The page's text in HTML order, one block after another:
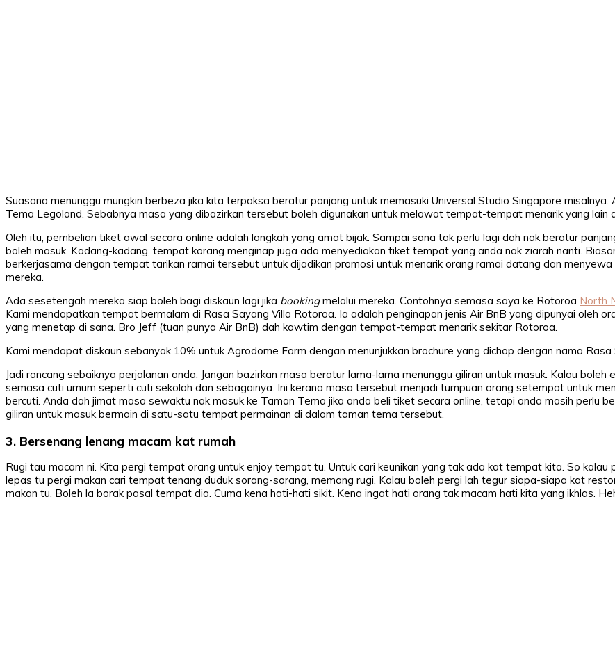
Suasana menunggu mungkin berbeza jika kita terpaksa beratur panjang untuk memasuki Universal Studio Singapore misalnya.
Tema Legoland. Sebabnya masa yang dibazirkan tersebut boleh digunakan untuk melawat tempat-tempat menarik yang lain
Oleh itu, pembelian tiket awal secara online adalah langkah yang amat bijak. Sampai sana tak perlu lagi dah nak beratur
boleh masuk. Kadang-kadang, tempat korang menginap juga ada menyediakan tiket tempat yang anda nak ziarah nanti.
berkerjasama dengan tempat tarikan ramai tersebut untuk dijadikan promosi untuk menarik orang ramai datang dan menyewa
mereka.
Ada sesetengah mereka siap boleh bagi diskaun lagi jika bookingmelalui mereka. Contohnya semasa saya ke Rotoroa North
Kami mendapatkan tempat bermalam di Rasa Sayang Villa Rotoroa. Ia adalah penginapan jenis Air BnB yang dipunyai oleh
yang menetap di sana. Bro Jeff (tuan punya Air BnB) dah kawtim dengan tempat-tempat menarik sekitar Rotoroa.
Kami mendapat diskaun sebanyak 10% untuk Agrodome Farm dengan menunjukkan brochure yang dichop dengan nama Rasa
Jadi rancang sebaiknya perjalanan anda. Jangan bazirkan masa beratur lama-lama menunggu giliran untuk masuk. Kalau boleh
semasa cuti umum seperti cuti sekolah dan sebagainya. Ini kerana masa tersebut menjadi tumpuan orang setempat untuk
bercuti. Anda dah jimat masa sewaktu nak masuk ke Taman Tema jika anda beli tiket secara online, tetapi anda masih perlu
giliran untuk masuk bermain di satu-satu tempat permainan di dalam taman tema tersebut.
3. Bersenang lenang macam kat rumah
Rugi tau macam ni. Kita pergi tempat orang untuk enjoy tempat tu. Untuk cari keunikan yang tak ada kat tempat kita. So kalau
lepas tu pergi makan cari tempat tenang duduk sorang-sorang, memang rugi. Kalau boleh pergi lah tegur siapa-siapa kat
makan tu. Boleh la borak pasal tempat dia. Cuma kena hati-hati sikit. Kena ingat hati orang tak macam hati kita yang ikhlas.